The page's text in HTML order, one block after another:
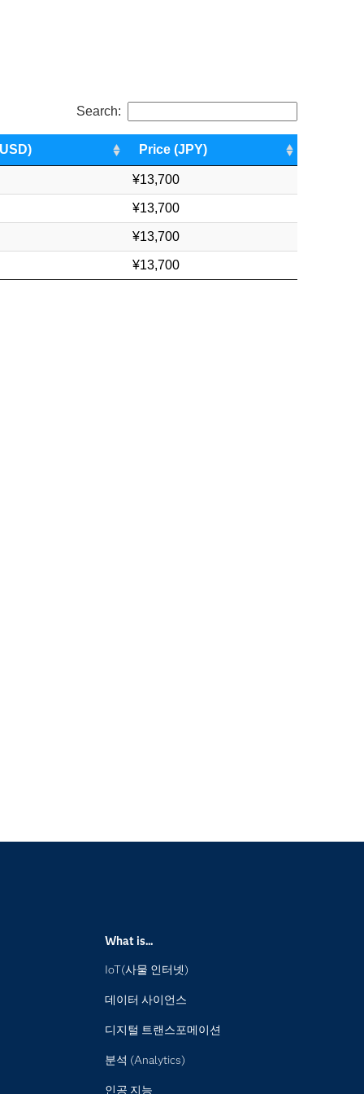
Search:
Price (JPY)
¥13,700
¥13,700
¥13,700
¥13,700
What is...
IoT(사물 인터넷)
데이터 사이언스
디지털 트랜스포메이션
분석 (Analytics)
인공 지능